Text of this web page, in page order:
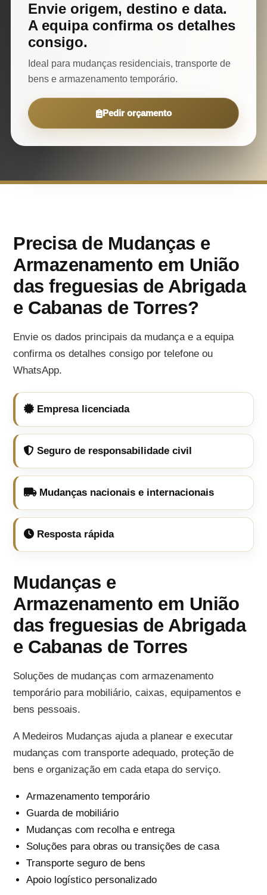
Envie origem, destino e data.
A equipa confirma os detalhes
consigo.
Ideal para mudanças residenciais, transporte de
bens e armazenamento temporário.
Pedir orçamento
Precisa de Mudanças e
Armazenamento em União
das freguesias de Abrigada
e Cabanas de Torres?
Envie os dados principais da mudança e a equipa
confirma os detalhes consigo por telefone ou
WhatsApp.
Empresa licenciada
Seguro de responsabilidade civil
Mudanças nacionais e internacionais
Resposta rápida
Mudanças e
Armazenamento em União
das freguesias de Abrigada
e Cabanas de Torres
Soluções de mudanças com armazenamento
temporário para mobiliário, caixas, equipamentos e
bens pessoais.
A Medeiros Mudanças ajuda a planear e executar
mudanças com transporte adequado, proteção de
bens e organização em cada etapa do serviço.
Armazenamento temporário
Guarda de mobiliário
Mudanças com recolha e entrega
Soluções para obras ou transições de casa
Transporte seguro de bens
Apoio logístico personalizado